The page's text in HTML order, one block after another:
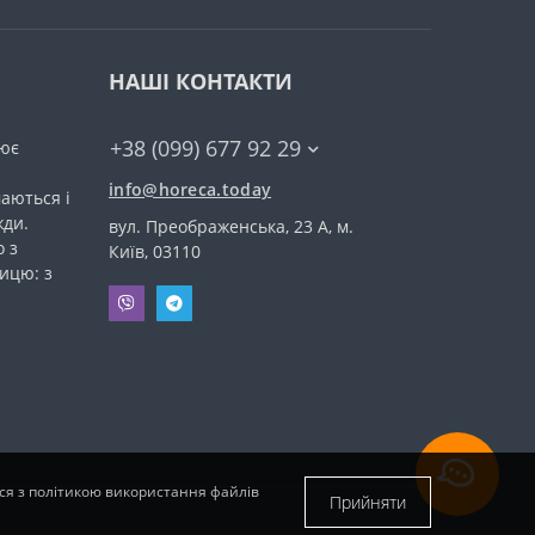
і
з
з
НАШІ КОНТАКТИ
+38 (099) 677 92 29
info@horeca.today
вул. Преображенська, 23 А, м.
Київ, 03110
з політикою використання файлів
Прийняти